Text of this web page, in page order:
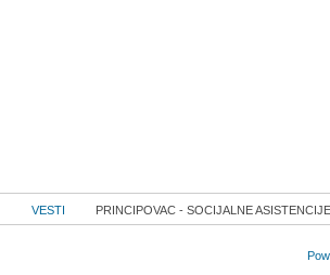
VESTI PRINCIPOVAC - SOCIJALNE